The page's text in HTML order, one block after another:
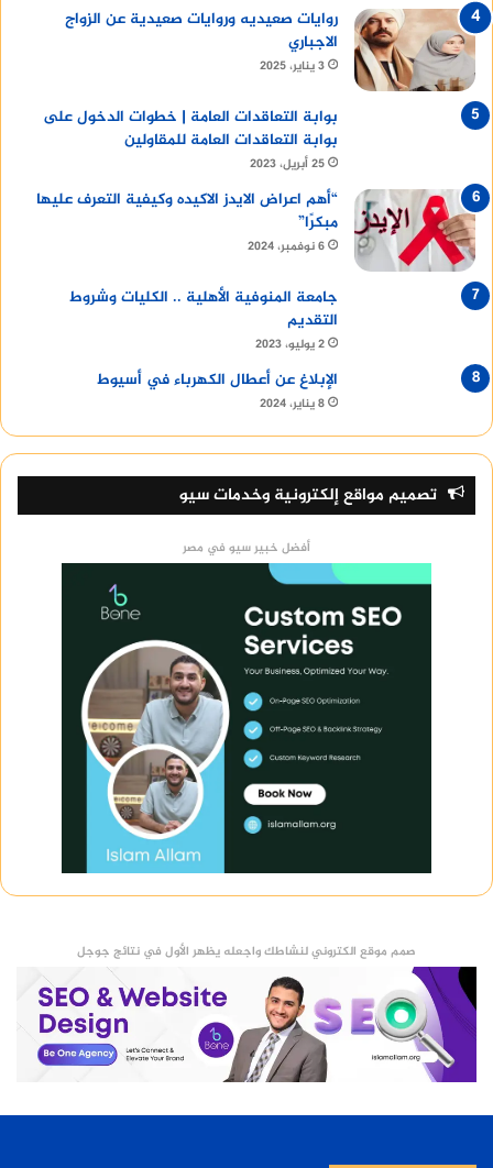
روايات صعيديه وروايات صعيدية عن الزواج
الاجباري
3 يناير، 2025
بوابة التعاقدات العامة | خطوات الدخول على
بوابة التعاقدات العامة للمقاولين
25 أبريل، 2023
“أهم اعراض الايدز الاكيده وكيفية التعرف عليها
مبكرًا”
6 نوفمبر، 2024
جامعة المنوفية الأهلية .. الكليات وشروط
التقديم
2 يوليو، 2023
الإبلاغ عن أعطال الكهرباء في أسيوط
8 يناير، 2024
تصميم مواقع إلكترونية وخدمات سيو
أفضل خبير سيو في مصر
صمم موقع الكتروني لنشاطك واجعله يظهر الأول في نتائج جوجل